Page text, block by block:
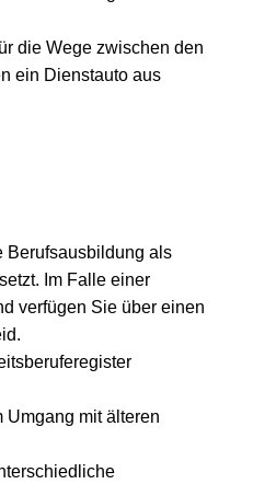
die Wege zwischen den
ein Dienstauto aus
Berufsausbildung als
Im Falle einer
verfügen Sie über einen
Umgang mit älteren